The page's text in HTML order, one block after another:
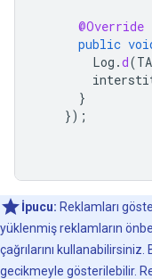
@Override
public
Log .d(
}
});
İpucu: Reklamları
yüklenmiş reklamların
çağrılarını
gecikmeyle gösterilebilir.